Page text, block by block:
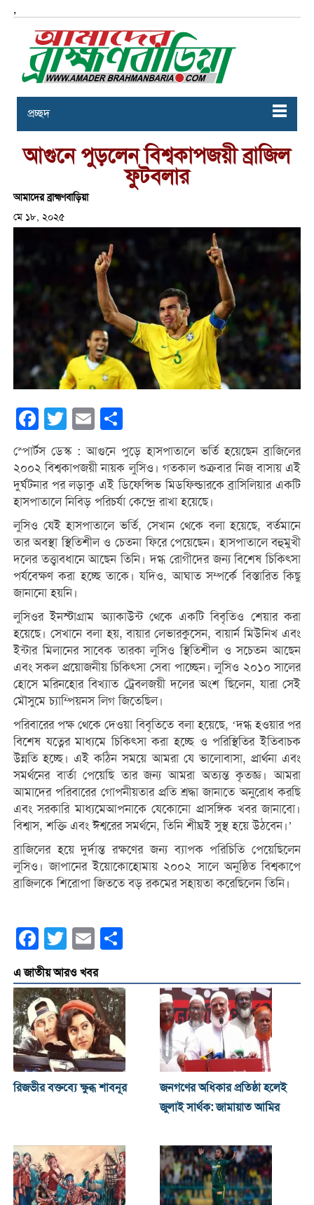
,
প্রচ্ছদ
আগুনে পুড়লেন বিশ্বকাপজয়ী ব্রাজিল
ফুটবলার
আমাদের ব্রাহ্মণবাড়িয়া
মে ১৮, ২০২৫
Facebook
Twitter Email
স্পোর্টস ডেস্ক : আগুনে পুড়ে হাসপাতালে ভর্তি হয়েছেন ব্রাজিলের
২০০২ বিশ্বকাপজয়ী নায়ক লুসিও। গতকাল শুক্রবার নিজ বাসায় এই
দুর্ঘটনার পর লড়াকু এই ডিফেন্সিভ মিডফিল্ডারকে ব্রাসিলিয়ার একটি
হাসপাতালে নিবিড় পরিচর্যা কেন্দ্রে রাখা হয়েছে।
লুসিও যেই হাসপাতালে ভর্তি, সেখান থেকে বলা হয়েছে, বর্তমানে
তার অবস্থা স্থিতিশীল ও চেতনা ফিরে পেয়েছেন। হাসপাতালে বহুমুখী
দলের তত্ত্বাবধানে আছেন তিনি। দগ্ধ রোগীদের জন্য বিশেষ চিকিৎসা
পর্যবেক্ষণ করা হচ্ছে তাকে। যদিও, আঘাত সম্পর্কে বিস্তারিত কিছু
জানানো হয়নি।
লুসিওর ইনস্টাগ্রাম অ্যাকাউন্ট থেকে একটি বিবৃতিও শেয়ার করা
হয়েছে। সেখানে বলা হয়, বায়ার লেভারকুসেন, বায়ার্ন মিউনিখ এবং
ইন্টার মিলানের সাবেক তারকা লুসিও স্থিতিশীল ও সচেতন আছেন
এবং সকল প্রয়োজনীয় চিকিৎসা সেবা পাচ্ছেন। লুসিও ২০১০ সালের
হোসে মরিনহোর বিখ্যাত ট্রেবলজয়ী দলের অংশ ছিলেন, যারা সেই
মৌসুমে চ্যাম্পিয়নস লিগ জিতেছিল।
পরিবারের পক্ষ থেকে দেওয়া বিবৃতিতে বলা হয়েছে, ‘দগ্ধ হওয়ার পর
বিশেষ যত্নের মাধ্যমে চিকিৎসা করা হচ্ছে ও পরিস্থিতির ইতিবাচক
উন্নতি হচ্ছে। এই কঠিন সময়ে আমরা যে ভালোবাসা, প্রার্থনা এবং
সমর্থনের বার্তা পেয়েছি তার জন্য আমরা অত্যন্ত কৃতজ্ঞ। আমরা
আমাদের পরিবারের গোপনীয়তার প্রতি শ্রদ্ধা জানাতে অনুরোধ করছি
এবং সরকারি মাধ্যমেআপনাকে যেকোনো প্রাসঙ্গিক খবর জানাবো।
বিশ্বাস, শক্তি এবং ঈশ্বরের সমর্থনে, তিনি শীঘ্রই সুস্থ হয়ে উঠবেন।’
ব্রাজিলের হয়ে দুর্দান্ত রক্ষণের জন্য ব্যাপক পরিচিতি পেয়েছিলেন
লুসিও। জাপানের ইয়োকোহোমায় ২০০২ সালে অনুষ্ঠিত বিশ্বকাপে
ব্রাজিলকে শিরোপা জিততে বড় রকমের সহায়তা করেছিলেন তিনি।
Facebook
Twitter Email
এ জাতীয় আরও খবর
রিজভীর বক্তব্যে ক্ষুব্ধ শাবনূর
জনগণের অধিকার প্রতিষ্ঠা হলেই
জুলাই সার্থক: জামায়াত আমির